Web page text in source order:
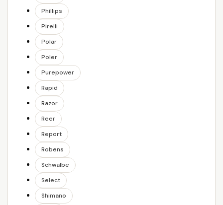
Phillips
Pirelli
Polar
Poler
Purepower
Rapid
Razor
Reer
Report
Robens
Schwalbe
Select
Shimano